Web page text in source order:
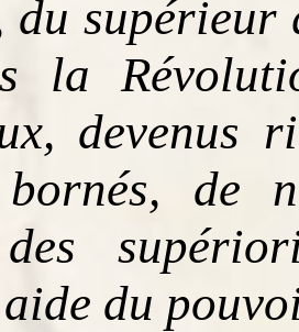
du
la
devenus
de
des
du